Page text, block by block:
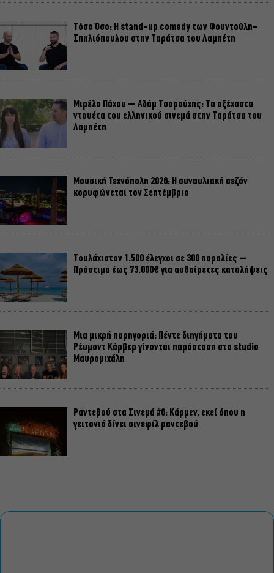
Τόσο Όσο: Η stand-up comedy των Φουντούλη-
Σπηλιόπουλου στην Ταράτσα του Λαμπέτη
Μιρέλα Πάχου – Αδάμ Τσαρούχης: Τα αξέχαστα
ντουέτα του ελληνικού σινεμά στην Ταράτσα του
Λαμπέτη
Μουσική Τεχνόπολη 2026: Η συναυλιακή σεζόν
κορυφώνεται τον Σεπτέμβριο
Τουλάχιστον 1.500 έλεγχοι σε 300 παραλίες –
Πρόστιμα έως 73.000€ για αυθαίρετες καταλήψεις
Μια μικρή παρηγοριά: Πέντε διηγήματα του
Ρέυμοντ Κάρβερ γίνονται παράσταση στο studio
Μαυρομιχάλη
Ραντεβού στα Σινεμά #6: Κάρμεν, εκεί όπου η
γειτονιά δίνει σινεφίλ ραντεβού